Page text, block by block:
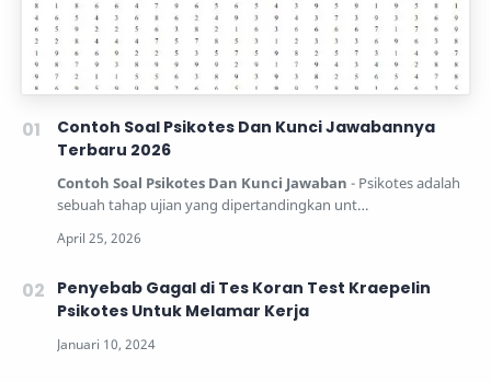
Contoh Soal Psikotes Dan Kunci Jawabannya
Terbaru 2026
Contoh Soal Psikotes Dan Kunci Jawaban - Psikotes adalah
sebuah tahap ujian yang dipertandingkan unt…
Penyebab Gagal di Tes Koran Test Kraepelin
Psikotes Untuk Melamar Kerja